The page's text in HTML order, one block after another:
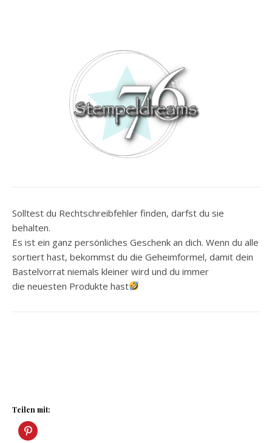
Solltest du Rechtschreibfehler finden, darfst du sie
behalten.
Es ist ein ganz persönliches Geschenk an dich. Wenn du alle
sortiert hast, bekommst du die Geheimformel, damit dein
Bastelvorrat niemals kleiner wird und du immer
die neuesten Produkte hast
Teilen mit: